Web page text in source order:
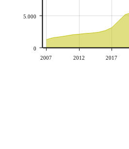
2007 2012 2017
0
5.000